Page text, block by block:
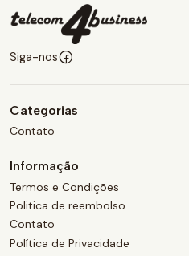
Siga-nos
Categorias
Contato
Informação
Termos e Condições
Politica de reembolso
Contato
Política de Privacidade